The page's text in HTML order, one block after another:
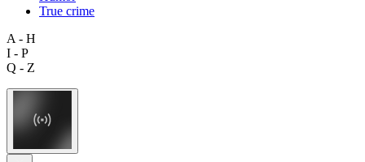
True crime
A - H
I - P
Q - Z